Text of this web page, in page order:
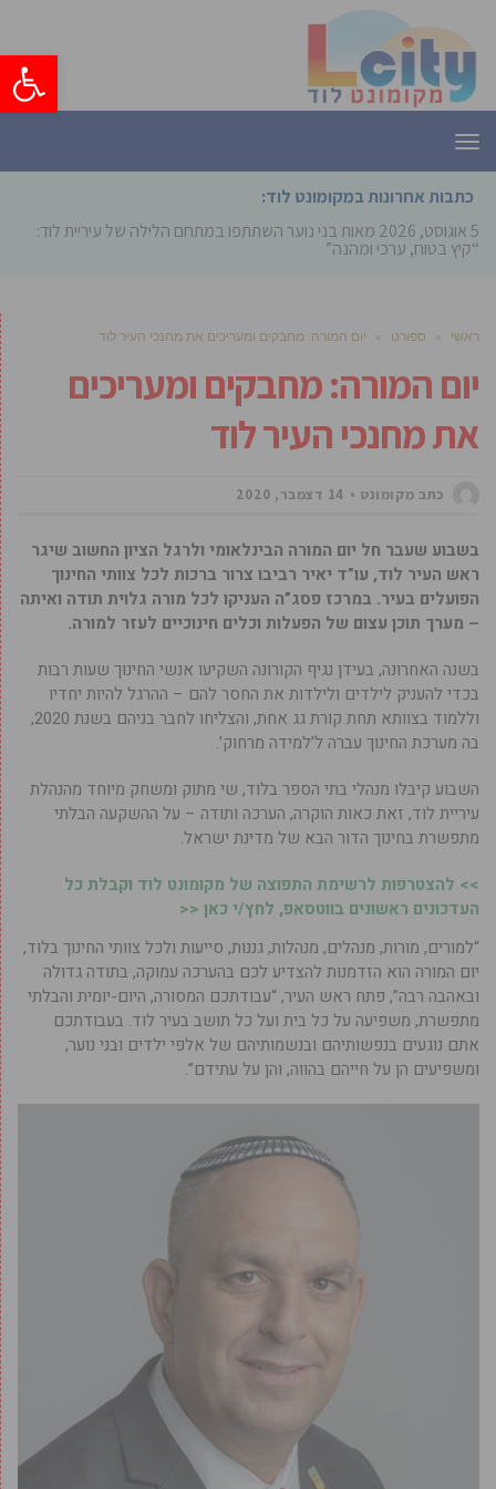
פתח
תפריט
כתבות אחרונות במקומונט לוד:
5 אוגוסט, 2026
מאות בני נוער השתתפו במתחם הלילה של עיריית לוד:
“קיץ בטוח, ערכי ומהנה”
ראשי » ספורט » יום המורה: מחבקים ומעריכים את מחנכי העיר לוד
יום המורה: מחבקים ומעריכים
את מחנכי העיר לוד
כתב מקומונט 14 דצמבר, 2020
בשבוע שעבר חל יום המורה הבינלאומי ולרגל הציון החשוב שיגר
ראש העיר לוד, עו”ד יאיר רביבו צרור ברכות לכל צוותי החינוך
הפועלים בעיר. במרכז פסג”ה העניקו לכל מורה גלוית תודה ואיתה
– מערך תוכן עצום של הפעלות וכלים חינוכיים לעזר למורה.
בשנה האחרונה, בעידן נגיף הקורונה השקיעו אנשי החינוך שעות רבות
בכדי להעניק לילדים ולילדות את החסר להם – ההרגל להיות יחדיו
וללמוד בצוותא תחת קורת גג אחת, והצליחו לחבר בניהם בשנת 2020,
בה מערכת החינוך עברה ל’למידה מרחוק’.
השבוע קיבלו מנהלי בתי הספר בלוד, שי מתוק ומשחק מיוחד מהנהלת
עיריית לוד, זאת כאות הוקרה, הערכה ותודה – על ההשקעה הבלתי
מתפשרת בחינוך הדור הבא של מדינת ישראל.
>> להצטרפות לרשימת התפוצה של מקומונט לוד וקבלת כל
העדכונים ראשונים בווטסאפ, לחץ/י כאן <<
“למורים, מורות, מנהלים, מנהלות, גננות, סייעות ולכל צוותי החינוך בלוד,
יום המורה הוא הזדמנות להצדיע לכם בהערכה עמוקה, בתודה גדולה
ובאהבה רבה”, פתח ראש העיר, “עבודתכם המסורה, היום-יומית והבלתי
מתפשרת, משפיעה על כל בית ועל כל תושב בעיר לוד. בעבודתכם
אתם נוגעים בנפשותיהם ובנשמותיהם של אלפי ילדים ובני נוער,
ומשפיעים הן על חייהם בהווה, והן על עתידם”.